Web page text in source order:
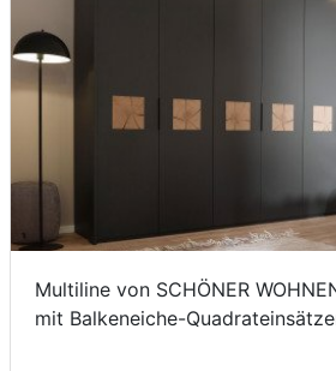
Multiline von SCHÖNER
mit Balkeneiche-